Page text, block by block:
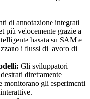
di annotazione integrati
più velocemente grazie a
basata su SAM e
i flussi di lavoro di
Gli sviluppatori
direttamente
monitorano gli esperimenti